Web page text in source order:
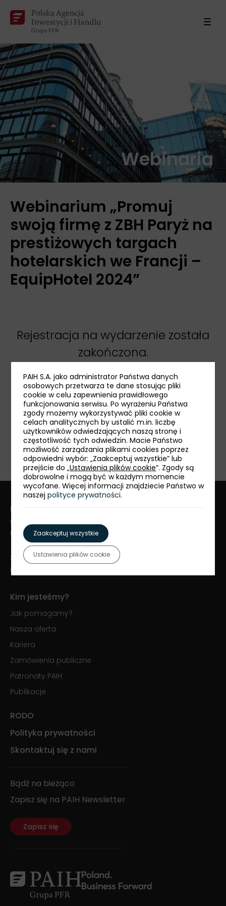
Webinaria
Webinarium „Promuj
swoją firmę z ZBH Paryż na
prestiżowych targach
hotelarskich we Francji –
EquipHotel 2024”
Rejestracja na wydarzenie została
zakończona.
Zapraszamy do rejestracji napozostałe
wydarzenia.
udostępnij:
Polska Agencja Inwestycji i Handlu S.A.
ul. Krucza 50
00-025 Warszawa
Serwis PAIH24:+48 22 334 99 55
Kontakt PAIH24:
Kim jesteśmy?
Jak pomagamy?
Nasza oferta
Kariera
Zamówienia publiczne
Patronaty PAIH
Publikacje
RODO
Polityka prywatności
Skontaktuj się z nami
Bądź na bieżąco
Zapisz się na PAIH Newsletter
Zapisz się
PAIH S.A. jako administrator Państwa danych
osobowych przetwarza te dane stosując pliki
cookie w celu zapewnienia prawidłowego
funkcjonowania serwisu. Po wyrażeniu Państwa
zgody możemy wykorzystywać pliki cookie w
celach analitycznych by ustalić m.in. liczbę
użytkowników odwiedzających naszą stronę i
częstotliwość tych odwiedzin. Macie Państwo
możliwość zarządzania plikami cookies poprzez
odpowiedni wybór: „Zaakceptuj wszystkie” lub
przejście do „Ustawienia plików cookie”. Zgody są
dobrowolne i mogą być w każdym momencie
wycofane. Więcej informacji znajdziecie Państwo w
naszejpolityce prywatności.
Zaakceptuj wszystkie
Ustawienia plików cookie